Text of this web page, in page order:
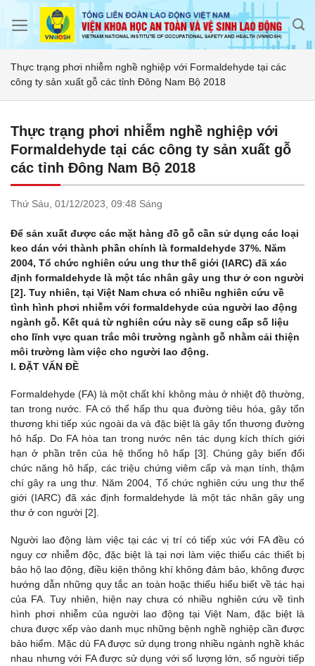
Thực trạng phơi nhiễm nghề nghiệp với Formaldehyde tại các
công ty sản xuất gỗ các tỉnh Đông Nam Bộ 2018
Thực trạng phơi nhiễm nghề nghiệp với
Formaldehyde tại các công ty sản xuất gỗ
các tỉnh Đông Nam Bộ 2018
Thứ Sáu, 01/12/2023, 09:48 Sáng
Để sản xuất được các mặt hàng đồ gỗ cần sử dụng các loại
keo dán với thành phần chính là formaldehyde 37%. Năm
2004, Tổ chức nghiên cứu ung thư thế giới (IARC) đã xác
định formaldehyde là một tác nhân gây ung thư ở con người
[2]. Tuy nhiên, tại Việt Nam chưa có nhiều nghiên cứu về
tình hình phơi nhiễm với formaldehyde của người lao động
ngành gỗ. Kết quả từ nghiên cứu này sẽ cung cấp số liệu
cho lĩnh vực quan trắc môi trường ngành gỗ nhằm cải thiện
môi trường làm việc cho người lao động.
I. ĐẶT VẤN ĐỀ
Formaldehyde (FA) là một chất khí không màu ở nhiệt độ thường,
tan trong nước. FA có thể hấp thu qua đường tiêu hóa, gây tổn
thương khi tiếp xúc ngoài da và đặc biệt là gây tổn thương đường
hô hấp. Do FA hòa tan trong nước nên tác dụng kích thích giới
hạn ở phần trên của hệ thống hô hấp [3]. Chúng gây biến đổi
chức năng hô hấp, các triệu chứng viêm cấp và mạn tính, thậm
chí gây ra ung thư. Năm 2004, Tổ chức nghiên cứu ung thư thế
giới (IARC) đã xác định formaldehyde là một tác nhân gây ung
thư ở con người [2].
Người lao động làm việc tại các vị trí có tiếp xúc với FA đều có
nguy cơ nhiễm độc, đặc biệt là tại nơi làm việc thiếu các thiết bị
bảo hộ lao động, điều kiện thông khí không đảm bảo, không được
hướng dẫn những quy tắc an toàn hoặc thiếu hiểu biết về tác hại
của FA. Tuy nhiên, hiện nay chưa có nhiều nghiên cứu về tình
hình phơi nhiễm của người lao động tại Việt Nam, đặc biệt là
chưa được xếp vào danh mục những bệnh nghề nghiệp cần được
bảo hiểm. Mặc dù FA được sử dụng trong nhiều ngành nghề khác
nhau nhưng với FA được sử dụng với số lượng lớn, số người tiếp